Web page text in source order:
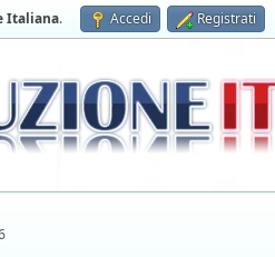
Italiana. Accedi Registrati